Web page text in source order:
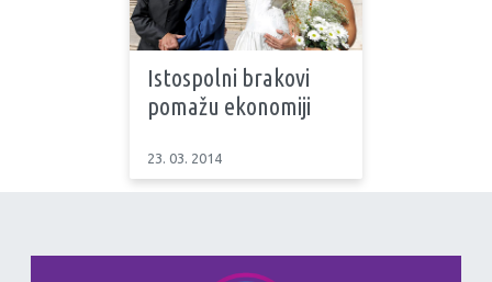
Istospolni brakovi
pomažu ekonomiji
23. 03. 2014